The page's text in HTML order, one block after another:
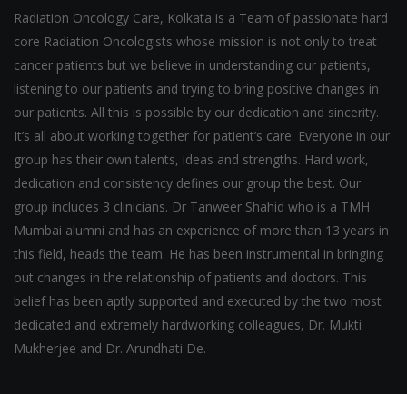
Radiation Oncology Care, Kolkata is a Team of passionate hard
core Radiation Oncologists whose mission is not only to treat
cancer patients but we believe in understanding our patients,
listening to our patients and trying to bring positive changes in
our patients. All this is possible by our dedication and sincerity.
It’s all about working together for patient’s care. Everyone in our
group has their own talents, ideas and strengths. Hard work,
dedication and consistency defines our group the best. Our
group includes 3 clinicians. Dr Tanweer Shahid who is a TMH
Mumbai alumni and has an experience of more than 13 years in
this field, heads the team. He has been instrumental in bringing
out changes in the relationship of patients and doctors. This
belief has been aptly supported and executed by the two most
dedicated and extremely hardworking colleagues, Dr. Mukti
Mukherjee and Dr. Arundhati De.